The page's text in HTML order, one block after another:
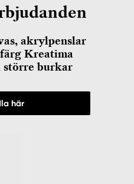
akrylpenslar
Kreatima
burkar
här